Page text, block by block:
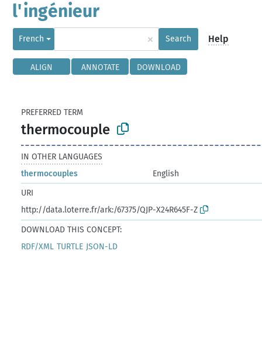
l'ingénieur
French × Search Help
ALIGN ANNOTATE DOWNLOAD
PREFERRED TERM
thermocouple
IN OTHER LANGUAGES
thermocouples
English
URI
http://data.loterre.fr/ark:/67375/QJP-X24R645F-Z
DOWNLOAD THIS CONCEPT:
RDF/XML TURTLE JSON-LD